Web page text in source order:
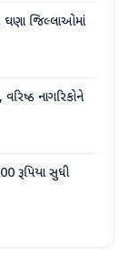
ઘણા જિલ્લાઓમાં
નાગરિકોને
રૂપિયા સુધી